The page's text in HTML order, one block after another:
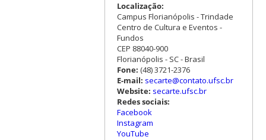
Localização:
Campus Florianópolis - Trindade
Centro de Cultura e Eventos -
Fundos
CEP 88040-900
Florianópolis - SC - Brasil
Fone: (48) 3721-2376
E-mail: secarte@contato.ufsc.br
Website: secarte.ufsc.br
Redes sociais:
Facebook
Instagram
YouTube